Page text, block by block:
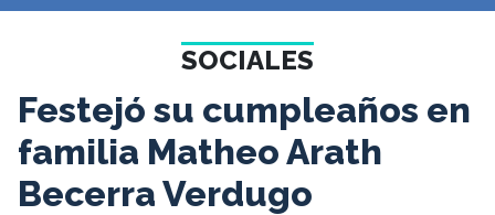
SOCIALES
Festejó su cumpleaños en
familia Matheo Arath
Becerra Verdugo